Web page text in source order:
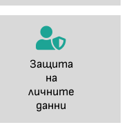
Защита
на
личните
данни